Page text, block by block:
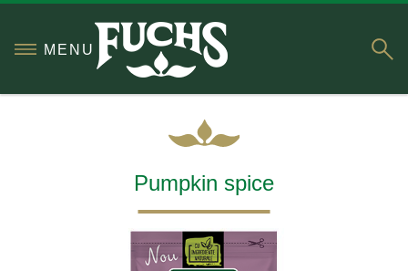
MENU
Pumpkin spice